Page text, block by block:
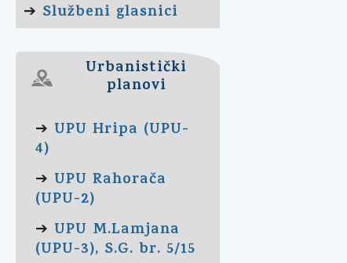
➔ Službeni glasnici
Urbanistički
planovi
➔ UPU Hripa (UPU-
4)
➔ UPU Rahorača
(UPU-2)
➔ UPU M.Lamjana
(UPU-3), S.G. br. 5/15